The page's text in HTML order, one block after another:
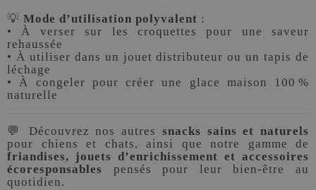
💡 Mode d’utilisation polyvalent :
• À verser sur les croquettes pour une saveur
rehaussée
• À utiliser dans un jouet distributeur ou un tapis de
léchage
• À congeler pour créer une glace maison 100 %
naturelle
💬 Découvrez nos autres snacks sains et naturels
pour chiens et chats, ainsi que notre gamme de
friandises, jouets d’enrichissement et accessoires
écoresponsables
pensés pour leur bien-être au
quotidien.